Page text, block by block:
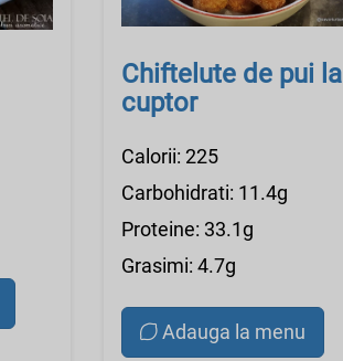
Chiftelute de pui la
cuptor
Calorii: 225
Carbohidrati: 11.4g
Proteine: 33.1g
Grasimi: 4.7g
Adauga la menu